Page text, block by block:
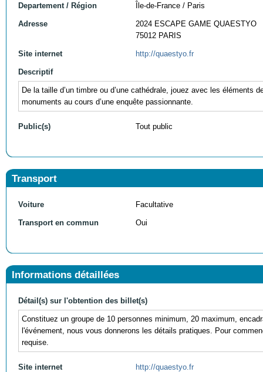
Departement / Région Île-de-France / Paris
Adresse
2024 ESCAPE GAME QUAESTYO
75012 PARIS
Site internet http://quaestyo.fr
Descriptif
De la taille d’un timbre ou d’une cathédrale, jouez avec les
monuments au cours d’une enquête passionnante.
Public(s) Tout public
Transport
Voiture Facultative
Transport en commun Oui
Informations détaillées
Détail(s) sur l'obtention des billet(s)
Constituez un groupe de 10 personnes minimum, 20 maximum,
l'événement, nous vous donnerons les détails pratiques. Pour
requise.
Site internet http://quaestyo.fr